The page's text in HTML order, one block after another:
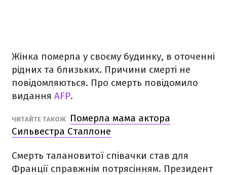
Жінка померла у своєму будинку, в оточенні
рідних та близьких. Причини смерті не
повідомляються. Про смерть повідомило
видання AFP.
ЧИТАЙТЕ ТАКОЖ
Померла мама актора
Сильвестра Сталлоне
Смерть талановитої співачки став для
Франції справжнім потрясінням. Президент